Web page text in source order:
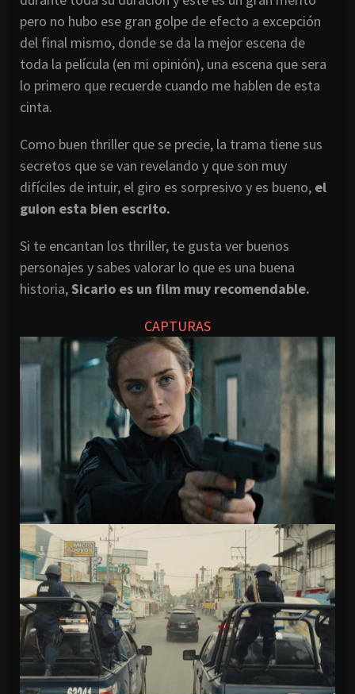
pero no hubo ese gran golpe de efecto a excepción
del final mismo, donde se da la mejor escena de
toda la película (en mi opinión), una escena que sera
lo primero que recuerde cuando me hablen de esta
cinta.
Como buen thriller que se precie, la trama tiene sus
secretos que se van revelando y que son muy
difíciles de intuir, el giro es sorpresivo y es bueno, el
guion esta bien escrito.
Si te encantan los thriller, te gusta ver buenos
personajes y sabes valorar lo que es una buena
historia,Sicario es un film muy recomendable.
CAPTURAS